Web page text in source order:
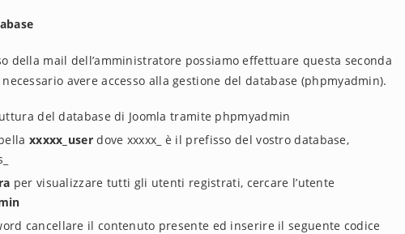
della mail dell’amministratore possiamo effettuare questa seconda
avere accesso alla gestione del database (phpmyadmin).
del database di Joomla tramite phpmyadmin
xxxxx_userdove xxxxx_ è il prefisso del vostro database,
per visualizzare tutti gli utenti registrati, cercare l’utente
cancellare il contenuto presente ed inserire il seguente codice